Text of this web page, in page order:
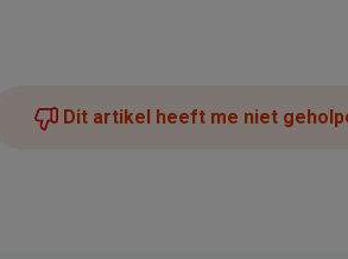
Dit artikel heeft me niet